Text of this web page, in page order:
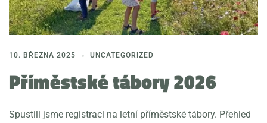
10. BŘEZNA 2025 UNCATEGORIZED
Příměstské tábory 2026
Spustili jsme registraci na letní příměstské tábory. Přehled